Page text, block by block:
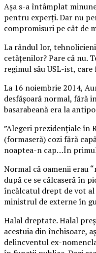
Aşa s-a întâmplat
pentru experţi. Dar nu
compromisuri pe cât de
La rândul lor,
cetăţenilor? Pare că nu.
regimul său USL-ist,
La 16 noiembrie 2014,
desfăşoară normal, fără
basarabeană era la
”Alegeri prezidenţiale în
(formaseră) cozi fără
noaptea-n cap…În
Normal că oamenii erau
după ce se călcaseră în
încălcatul drept de vot al
ministrul de externe în
Halal dreptate. Halal
acestuia din închisoare,
delincventul ex-